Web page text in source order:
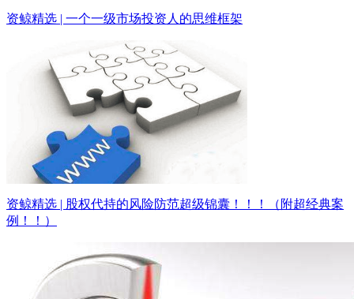
资鲸精选 | 一个一级市场投资人的思维框架
资鲸精选 | 股权代持的风险防范超级锦囊！！！（附超经典案
例！！）